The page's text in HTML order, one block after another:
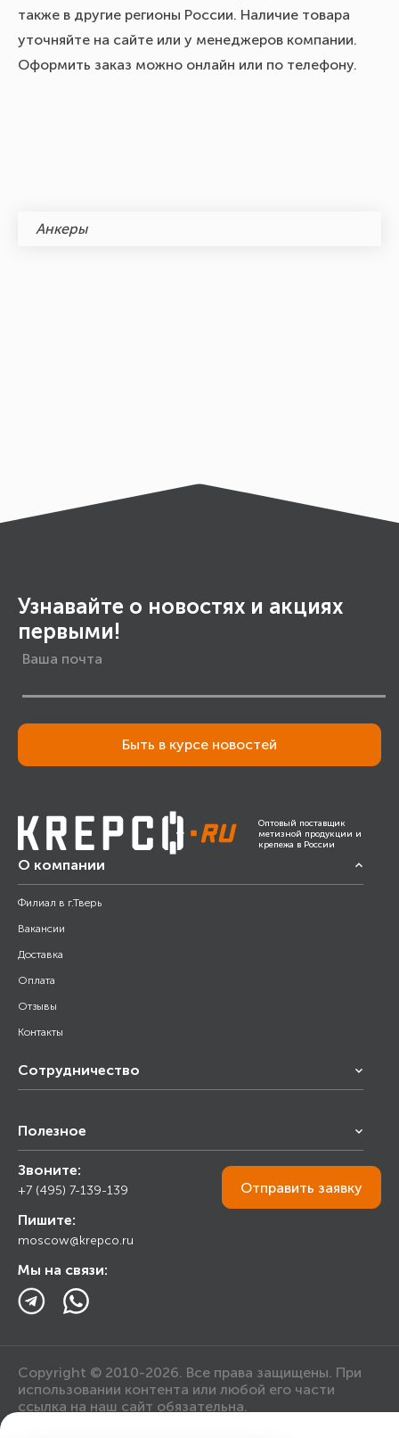
также в другие регионы России. Наличие товара
уточняйте на сайте или у менеджеров компании.
Оформить заказ можно онлайн или по телефону.
Анкеры
Узнавайте о новостях и акциях
первыми!
Быть в курсе новостей
Оптовый поставщик
метизной продукции и
крепежа в России
О компании
Филиал в г.Тверь
Вакансии
Доставка
Оплата
Отзывы
Контакты
Сотрудничество
Снабжение строительства
Торговым организациям
Полезное
Калькулятор
Прайс лист
Ответы на вопросы
Блог
Звоните:
+7 (495) 7-139-139
Пишите:
moscow@krepco.ru
Мы на связи:
Отправить заявку
Copyright © 2010-2026. Все права защищены. При
использовании контента или любой его части
ссылка на наш сайт обязательна.